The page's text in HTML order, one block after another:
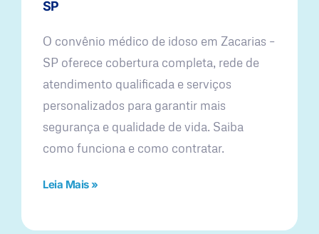
SP
O convênio médico de idoso em Zacarias –
SP oferece cobertura completa, rede de
atendimento qualificada e serviços
personalizados para garantir mais
segurança e qualidade de vida. Saiba
como funciona e como contratar.
Leia Mais »